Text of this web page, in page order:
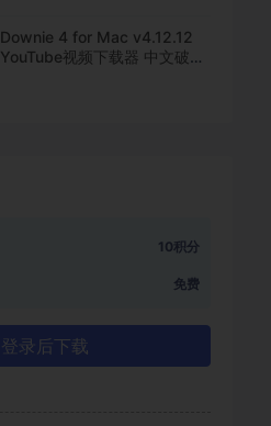
Downie 4 for Mac v4.12.12
YouTube视频下载器 中文破解
10积分
免费
登录后下载